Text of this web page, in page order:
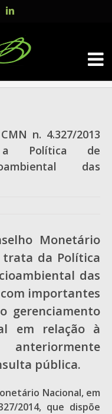
LinkedIn
n. 4.327/2013
Política de
das
Monetário
trata da Política
das
importantes
gerenciamento
em relação à
pública.
Nacional, em
2014, que dispõe